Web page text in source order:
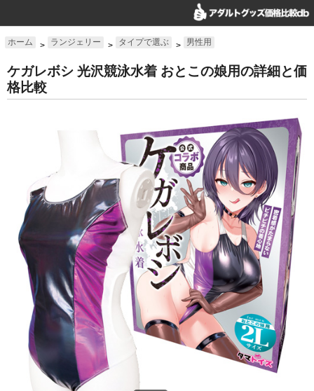
ホーム > ランジェリー > タイプで選ぶ > 男性用
ケガレボシ 光沢競泳水着 おとこの娘用の詳細と価
格比較